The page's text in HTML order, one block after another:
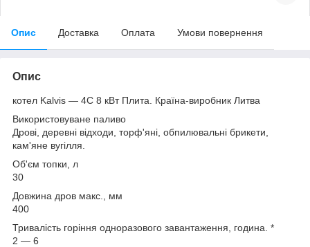
Опис Доставка Оплата Умови повернення
Опис
котел Kalvis — 4С 8 кВт Плита. Країна-виробник Литва
Використовуване паливо
Дрові, деревні відходи, торф'яні, обпилювальні брикети,
кам'яне вугілля.
Об'єм топки, л
30
Довжина дров макс., мм
400
Тривалість горіння одноразового завантаження, година. *
2 — 6